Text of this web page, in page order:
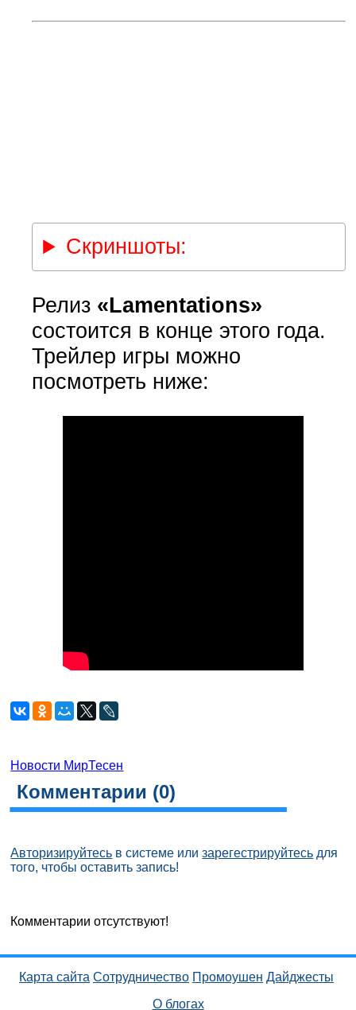
Скриншоты:
Релиз «Lamentations»
состоится в конце этого года.
Трейлер игры можно
посмотреть ниже:
Новости МирТесен
Комментарии (0)
Авторизируйтесь в системе илизарегестрируйтесь для
того, чтобы оставить запись!
Комментарии отсутствуют!
Карта сайта Сотрудничество Промоушен Дайджесты
О блогах